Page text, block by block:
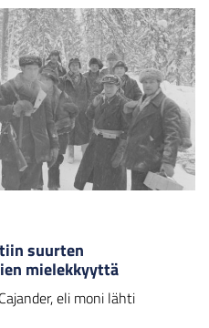
suurten
mielekkyyttä
eli moni lähti